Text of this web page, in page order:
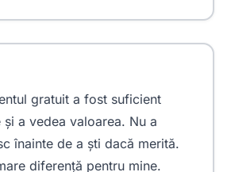
gratuit a fost suficient
a vedea valoarea. Nu a
înainte de a ști dacă merită.
diferență pentru mine.